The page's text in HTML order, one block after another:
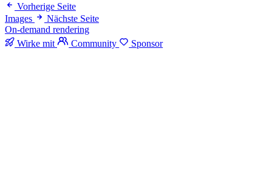
Vorherige Seite
Images
Nächste Seite
On-demand rendering
Wirke mit
Community Sponsor